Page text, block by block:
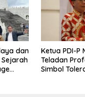
dan
Ketua PDI-P
Teladan
Simbol